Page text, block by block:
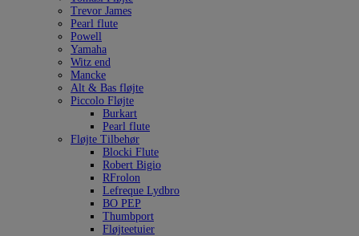
Trevor James
Pearl flute
Powell
Yamaha
Witz end
Mancke
Alt & Bas fløjte
Piccolo Fløjte
Burkart
Pearl flute
Fløjte Tilbehør
Blocki Flute
Robert Bigio
RFrolon
Lefreque Lydbro
BO PEP
Thumbport
Fløjteetuier